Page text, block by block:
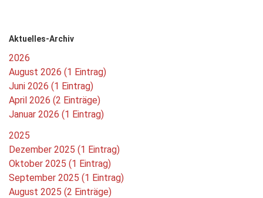
Aktuelles-Archiv
2026
August 2026 (1 Eintrag)
Juni 2026 (1 Eintrag)
April 2026 (2 Einträge)
Januar 2026 (1 Eintrag)
2025
Dezember 2025 (1 Eintrag)
Oktober 2025 (1 Eintrag)
September 2025 (1 Eintrag)
August 2025 (2 Einträge)